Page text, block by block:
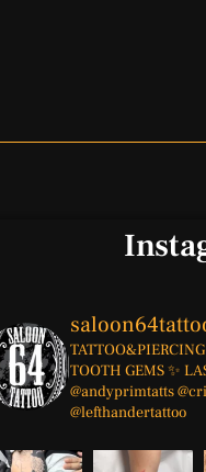
TOOTH GEMS ✨
@andyprimtatts
@lefthandertattoo